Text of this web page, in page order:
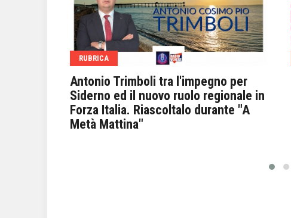
RUBRICA
Antonio Trimboli tra l'impegno per
Siderno ed il nuovo ruolo regionale in
Forza Italia. Riascoltalo durante "A
Metà Mattina"